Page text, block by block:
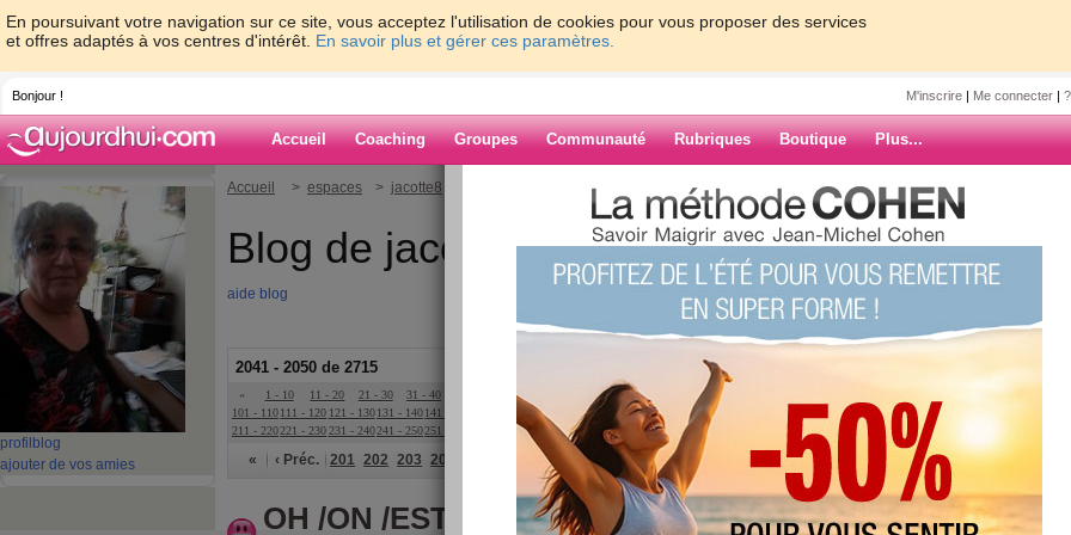
En poursuivant votre navigation sur ce site, vous acceptez l'utilisation de cookies pour vous proposer des services
et offres adaptés à vos centres d'intérêt. En savoir plus et gérer ces paramètres.
Bonjour ! M'inscrire | Me connecter |
Accueil Coaching Groupes Communauté Rubriques Boutique Plus...
profil blog
ajouter de vos amies
Accueil > espaces > jacotte8
Blog de jacotte8
aide blog
2041 - 2050 de 2715
« 1 - 10 11 - 20 21 - 30 31 - 40 51 - 60 71 - 80
91 - 100
101 - 110111 - 120 121 - 130 131 - 140141 - 150 161 - 170 171 - 180181 - 190 191 - 200201 - 210
211 - 220221 - 230231 - 240241 - 250251 - 260 261 - 270271 - 272 »
« ‹ Préc. 201 202 203 204 207 208 209 210 Suiv. ›
OH /ON /EST/ SAMEDI. ARCHIVES